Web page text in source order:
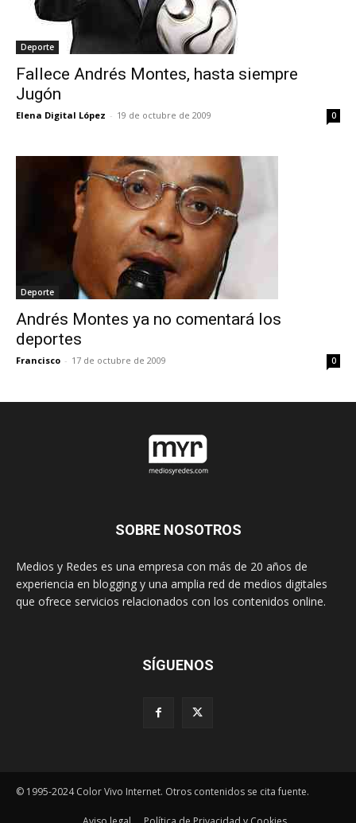
Deporte
Fallece Andrés Montes, hasta siempre
Jugón
Elena Digital López - 19 de octubre de 2009 0
Deporte
Andrés Montes ya no comentará los
deportes
Francisco - 17 de octubre de 2009 0
SOBRE NOSOTROS
Medios y Redes es una empresa con más de 20 años de
experiencia en blogging y una amplia red de medios digitales
que ofrece servicios relacionados con los contenidos online.
SÍGUENOS
© 1995-2024 Color Vivo Internet. Otros contenidos se cita fuente.